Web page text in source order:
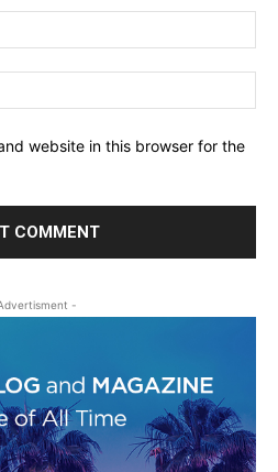
website in this browser for the
-